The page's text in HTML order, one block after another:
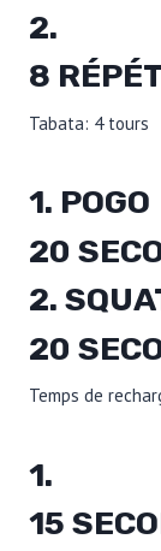
2.
8
Tabata: 4 tours
1. POGO
20
2.
20
Temps de
1.
15